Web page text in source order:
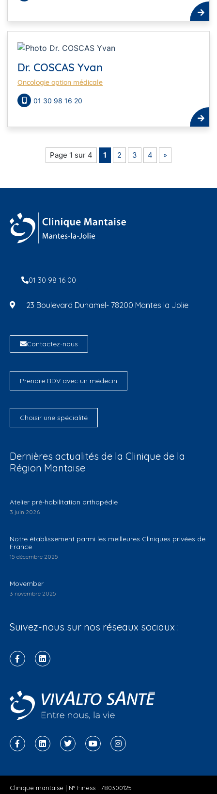
Dr. COSCAS Yvan
Oncologie option médicale
01 30 98 16 20
Page 1 sur 4 1 2 3 4 »
01 30 98 16 00
23 Boulevard Duhamel- 78200 Mantes la Jolie
Contactez-nous
Prendre RDV avec un médecin
Choisir une spécialité
Dernières actualités de la Clinique de la
Région Mantaise
Atelier pré-habilitation orthopédie
3 juin 2026
Notre établissement parmi les meilleures Cliniques privées de
France
15 décembre 2025
Movember
3 novembre 2025
Suivez-nous sur nos réseaux sociaux :
Clinique mantaise | N° Finess : 780300125